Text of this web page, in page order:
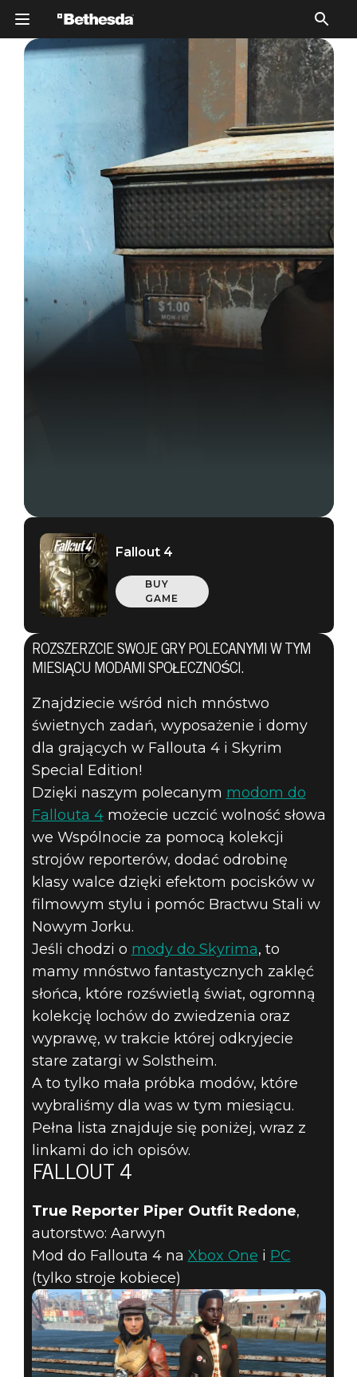
Fallout 4
02 lipca 2020
FALLOUT 4 I
SKYRIM
SPECIAL
EDITION –
MODY
POLECANE W
LIPCU
Fallout 4
BUY
GAME
ROZSZERZCIE SWOJE GRY POLECANYMI W TYM
MIESIĄCU MODAMI SPOŁECZNOŚCI.
Znajdziecie wśród nich mnóstwo
świetnych zadań, wyposażenie i domy
dla grających w Fallouta 4 i Skyrim
Special Edition!
Dzięki naszym polecanym modom do
Fallouta 4możecie uczcić wolność słowa
we Wspólnocie za pomocą kolekcji
strojów reporterów, dodać odrobinę
klasy walce dzięki efektom pocisków w
filmowym stylu i pomóc Bractwu Stali w
Nowym Jorku.
Jeśli chodzi o mody do Skyrima, to
mamy mnóstwo fantastycznych zaklęć
słońca, które rozświetlą świat, ogromną
kolekcję lochów do zwiedzenia oraz
wyprawę, w trakcie której odkryjecie
stare zatargi w Solstheim.
A to tylko mała próbka modów, które
wybraliśmy dla was w tym miesiącu.
Pełna lista znajduje się poniżej, wraz z
linkami do ich opisów.
FALLOUT 4
True Reporter Piper Outfit Redone,
autorstwo: Aarwyn
Mod do Fallouta 4 na Xbox One i PC
(tylko stroje kobiece)